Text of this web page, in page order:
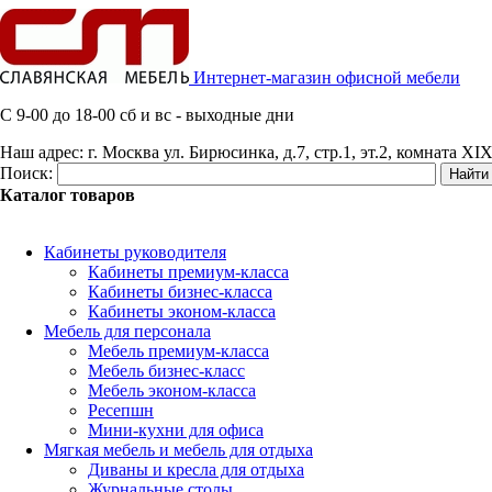
Интернет-магазин офисной мебели
C 9-00 до 18-00 сб и вс - выходные дни
Наш адрес: г. Москва ул. Бирюсинка, д.7, стр.1, эт.2, комната
Поиск:
Каталог товаров
Кабинеты руководителя
Кабинеты премиум-класса
Кабинеты бизнес-класса
Кабинеты эконом-класса
Мебель для персонала
Мебель премиум-класса
Мебель бизнес-класс
Мебель эконом-класса
Ресепшн
Мини-кухни для офиса
Мягкая мебель и мебель для отдыха
Диваны и кресла для отдыха